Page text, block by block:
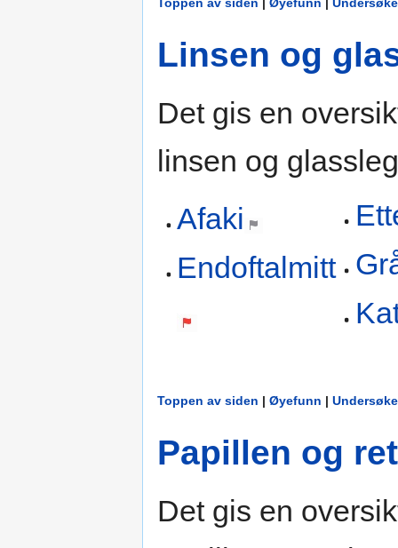
Linsen og
Det gis en
linsen og
Afaki
Endoftalmitt
Toppen av siden | Øyefunn |
Papillen og
Det gis en